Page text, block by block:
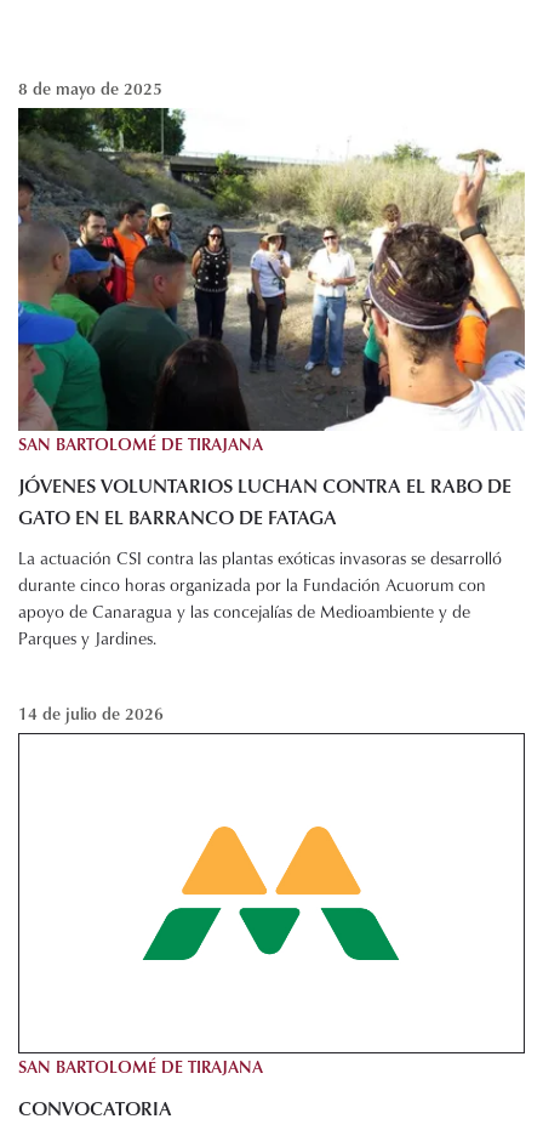
8 de mayo de 2025
SAN BARTOLOMÉ DE TIRAJANA
JÓVENES VOLUNTARIOS LUCHAN CONTRA EL RABO DE
GATO EN EL BARRANCO DE FATAGA
La actuación CSI contra las plantas exóticas invasoras se desarrolló
durante cinco horas organizada por la Fundación Acuorum con
apoyo de Canaragua y las concejalías de Medioambiente y de
Parques y Jardines.
14 de julio de 2026
SAN BARTOLOMÉ DE TIRAJANA
CONVOCATORIA